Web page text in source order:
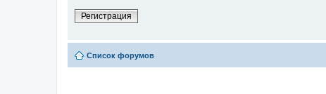
Регистрация
Список форумов